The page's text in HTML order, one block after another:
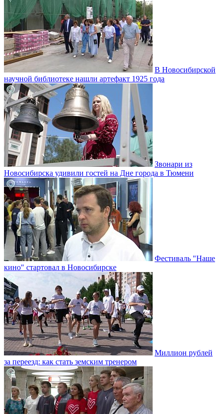
В Новосибирской
научной библиотеке нашли артефакт 1925 года
Звонари из
Новосибирска удивили гостей на Дне города в Тюмени
Фестиваль "Наше
кино" стартовал в Новосибирске
Миллион рублей
за переезд: как стать земским тренером